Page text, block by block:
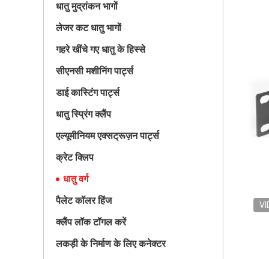
धातु मुद्रांकन भागों
लेजर कट धातु भागों
गहरे खींचे गए धातु के हिस्से
सीएनसी मशीनिंग पार्ट्स
डाई कास्टिंग पार्ट्स
धातु स्प्रिंग क्लैंप
एल्यूमीनियम एक्सट्रूज़न पार्ट्स
क्रेट क्लिप
धातु वर्ग
पैलेट कॉलर हिंज
क्लैंप लॉक टॉगल करें
लकड़ी के निर्माण के लिए कनेक्टर